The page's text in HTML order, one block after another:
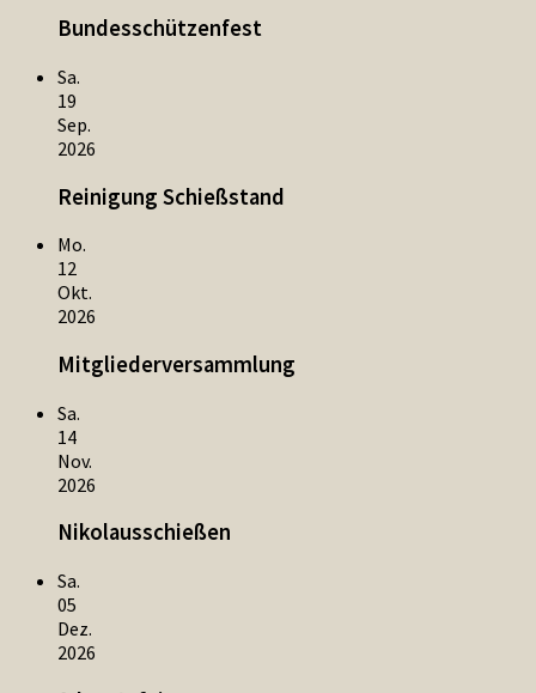
Bundesschützenfest
Sa.
19
Sep.
2026
Reinigung Schießstand
Mo.
12
Okt.
2026
Mitgliederversammlung
Sa.
14
Nov.
2026
Nikolausschießen
Sa.
05
Dez.
2026